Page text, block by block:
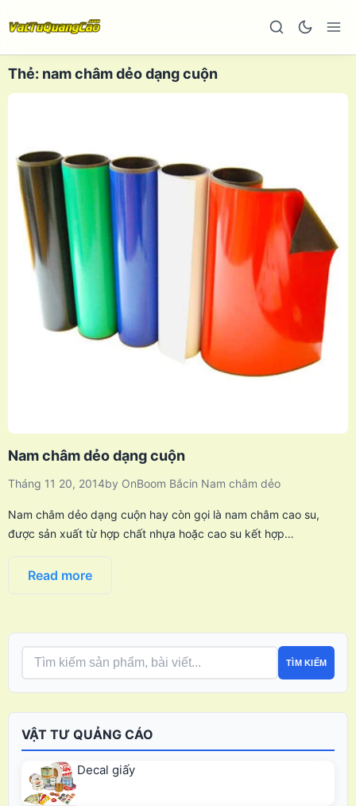
Thẻ: nam châm dẻo dạng cuộn
Nam châm dẻo dạng cuộn
Tháng 11 20, 2014by OnBoom Bắcin Nam châm dẻo
Nam châm dẻo dạng cuộn hay còn gọi là nam châm cao su,
được sản xuất từ hợp chất nhựa hoặc cao su kết hợp…
Read more
TÌM KIẾM
VẬT TƯ QUẢNG CÁO
Decal giấy